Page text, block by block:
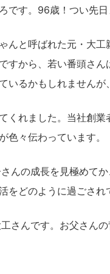
す。96歳！つい先日
んと呼ばれた元・大
すから、若い番頭さ
るかもしれませんが
くれました。当社創
々伝わっています。
んの成長を見極めて
どのように過ごされ
さんです。お父さん